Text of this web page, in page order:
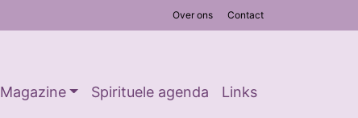
Over ons Contact
Magazine Spirituele agenda Links